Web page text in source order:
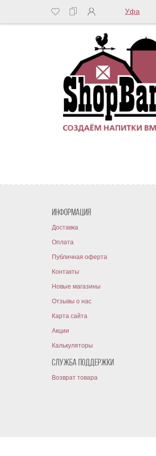
Уфа
Информация
Доставка
Оплата
Публичная оферта
Контакты
Новые магазины
Отзывы о нас
Карта сайта
Акции
Калькуляторы
Служба поддержки
Возврат товара